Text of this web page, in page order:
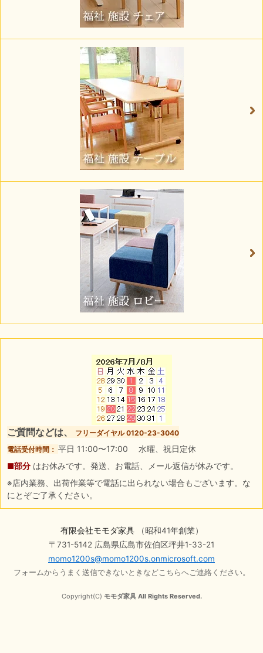
ご質問などは、
フリーダイヤル 0120-23-3040
電話受付時間： 平日 11:00〜17:00 水曜、祝日定休
■部分 はお休みです。発送、お電話、メール返信が休みです。
※店内業務、出荷作業等で電話に出られない場合もございます。な
にとぞご了承ください。
有限会社モモダ家具（昭和41年創業）
〒731-5142 広島県広島市佐伯区坪井1-33-21
momo1200s@momo1200s.onmicrosoft.com
フォームからうまく送信できないときなどこちらへご連絡ください。
Copyright(C) モモダ家具 All Rights Reserved.